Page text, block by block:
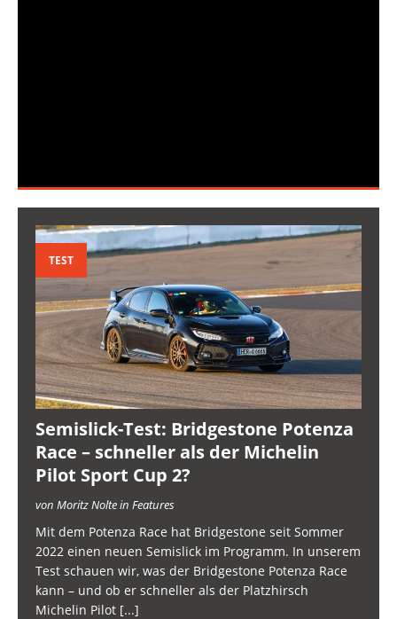
TEST
Semislick-Test: Bridgestone Potenza
Race – schneller als der Michelin
Pilot Sport Cup 2?
von Moritz Nolte in Features
Mit dem Potenza Race hat Bridgestone seit Sommer
2022 einen neuen Semislick im Programm. In unserem
Test schauen wir, was der Bridgestone Potenza Race
kann – und ob er schneller als der Platzhirsch
Michelin Pilot [...]